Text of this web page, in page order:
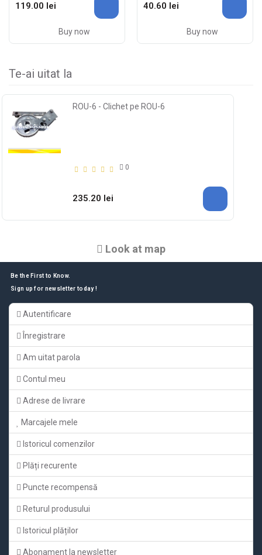
119.00 lei
Buy now
40.60 lei
Buy now
Te-ai uitat la
ROU-6 - Clichet pe ROU-6
0
235.20 lei
Look at map
Be the First to Know.
Sign up for newsletter today !
Autentificare
Înregistrare
Am uitat parola
Contul meu
Adrese de livrare
Marcajele mele
Istoricul comenzilor
Plăți recurente
Puncte recompensă
Returul produsului
Istoricul plăților
Abonament la newsletter